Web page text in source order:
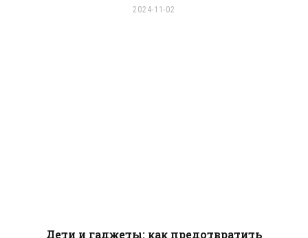
2024-11-02
Дети и гаджеты: как предотвратить